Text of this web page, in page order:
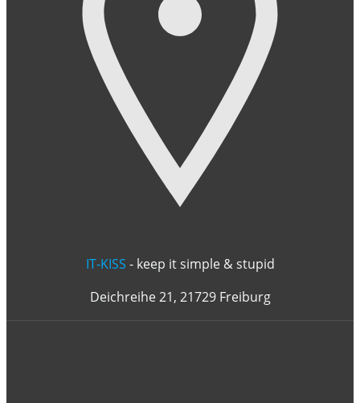
IT-KISS - keep it simple & stupid
Deichreihe 21, 21729 Freiburg